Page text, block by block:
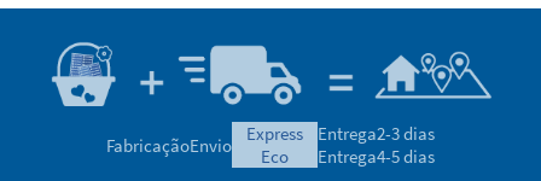
FabricaçãoEnvio
express
eco
Entrega2-3 dias
Entrega4-5 dias